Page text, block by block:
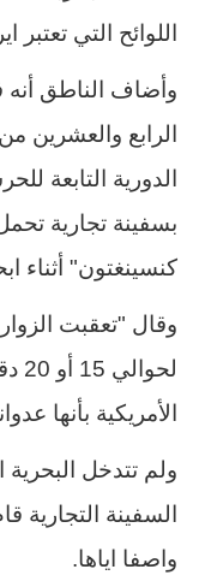
اللوائح التي
وأضاف الناطق أنه
الرابع والعشرين
الدورية التابعة
بسفينة تجارية
كنسينغتون" أثناء
وقال "تعقبت
الأمريكية بأنها
ولم تتدخل البحرية
السفينة التجارية
واصفا اياها.